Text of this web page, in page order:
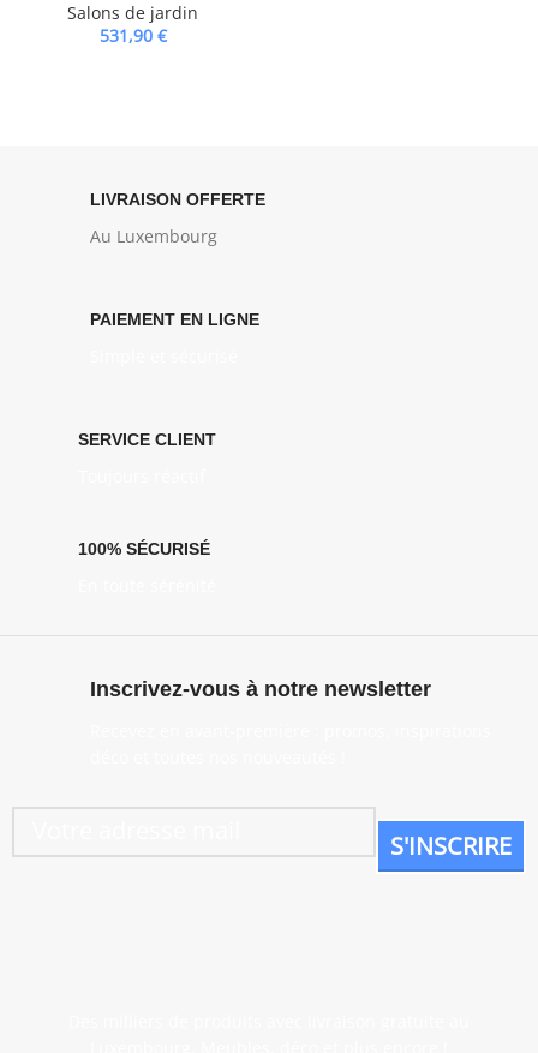
Salons de jardin
531,90 €
LIVRAISON OFFERTE
Au Luxembourg
PAIEMENT EN LIGNE
SERVICE CLIENT
100% SÉCURISÉ
Inscrivez-vous à notre newsletter